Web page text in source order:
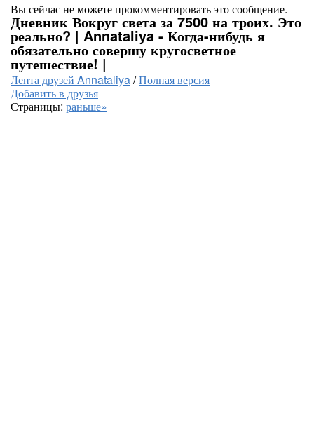
Вы сейчас не можете прокомментировать это сообщение.
Дневник Вокруг света за 7500 на троих. Это
реально? | Annataliya - Когда-нибудь я
обязательно совершу кругосветное
путешествие! |
Лента друзей Annataliya/Полная версия
Добавить в друзья
Страницы: раньше»